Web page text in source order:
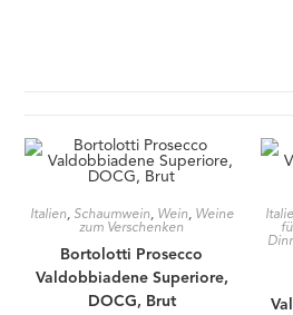
Italien, Schaumwein, Wein, Weine
zum Verschenken
Bortolotti Prosecco
Valdobbiadene Superiore,
DOCG, Brut